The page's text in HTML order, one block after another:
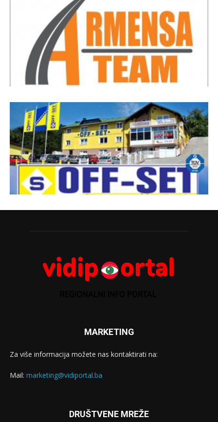
MARKETING
Za više informacija možete nas kontaktirati na:
Mail: marketing@vidiportal.ba
DRUŠTVENE MREŽE